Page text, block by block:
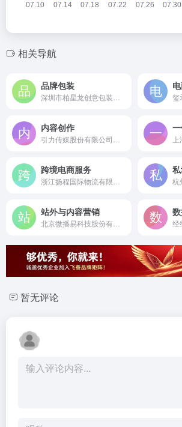
相关导航
品牌包装
内容创作
跨境电商服务
站外与内容营销
暂无评论